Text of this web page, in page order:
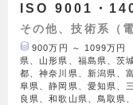
ISO 9001・
その他、技術系（
900万円 ～ 1099万円
県、山形県、福島県、茨
都、神奈川県、新潟県、
阜県、静岡県、愛知県、
良県、和歌山県、鳥取県